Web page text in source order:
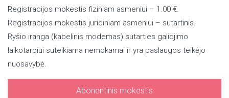
Registracijos mokestis fiziniam asmeniui – 1.00 €.
Registracijos mokestis juridiniam asmeniui – sutartinis.
Ryšio iranga (kabelinis modemas) sutarties galiojimo
laikotarpiui suteikiama nemokamai ir yra paslaugos teikėjo
nuosavybė.
Abonentinis mokestis